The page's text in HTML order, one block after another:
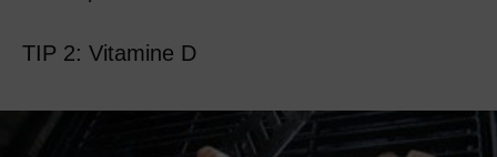
TIP 2: Vitamine D